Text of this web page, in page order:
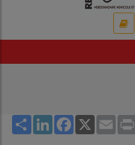
Share LinkedInFacebook
X Email